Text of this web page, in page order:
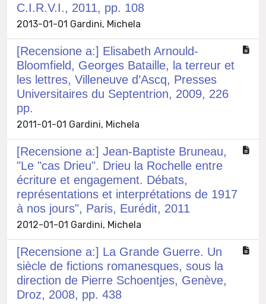
C.I.R.V.I., 2011, pp. 108
2013-01-01 Gardini, Michela
[Recensione a:] Elisabeth Arnould-
Bloomfield, Georges Bataille, la terreur et
les lettres, Villeneuve d’Ascq, Presses
Universitaires du Septentrion, 2009, 226
pp.
2011-01-01 Gardini, Michela
[Recensione a:] Jean-Baptiste Bruneau,
"Le "cas Drieu". Drieu la Rochelle entre
écriture et engagement. Débats,
représentations et interprétations de 1917
à nos jours", Paris, Eurédit, 2011
2012-01-01 Gardini, Michela
[Recensione a:] La Grande Guerre. Un
siècle de fictions romanesques, sous la
direction de Pierre Schoentjes, Genève,
Droz, 2008, pp. 438